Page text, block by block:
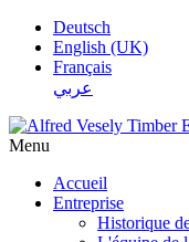
Deutsch
English (UK)
Français
عربي
Menu
Accueil
Entreprise
Historique